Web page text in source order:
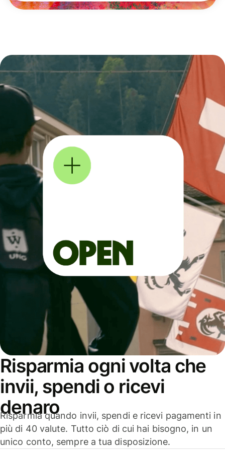
Risparmia ogni volta che
invii, spendi o ricevi
denaro
Risparmia quando invii, spendi e ricevi pagamenti in
più di 40 valute. Tutto ciò di cui hai bisogno, in un
unico conto, sempre a tua disposizione.